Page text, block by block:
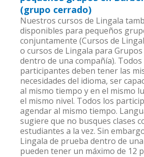
(grupo cerrado)
Nuestros cursos de Lingala
disponibles para pequeños
conjuntamente (Cursos de
o cursos de Lingala para
dentro de una compañía). Todos
participantes deben tener las
necesidades del idioma, ser
al mismo tiempo y en el mismo
el mismo nivel. Todos los
agendar al mismo tiempo.
sugiere que no busques clases
estudiantes a la vez. Sin
Lingala de prueba dentro de
pueden tener un máximo de 12